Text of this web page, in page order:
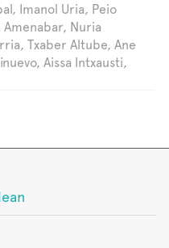
Imanol Uria, Peio
Nuria
Txaber Altube, Ane
Aissa Intxausti,